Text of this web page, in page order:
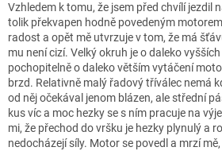
Vzhledem k tomu, že jsem před chvílí jezdil
tolik překvapen hodně povedeným
radost a opět mě utvrzuje v tom, že má
mu není cizí. Velký okruh je o daleko
pochopitelně o daleko větším vytáčení
brzd. Relativně malý řadový tříválec nemá
od něj očekával jenom blázen, ale střední
kus víc a moc hezky se s ním pracuje na
mi, že přechod do vršku je hezky plynulý a
nedocházejí síly. Motor se povedl a mrzí